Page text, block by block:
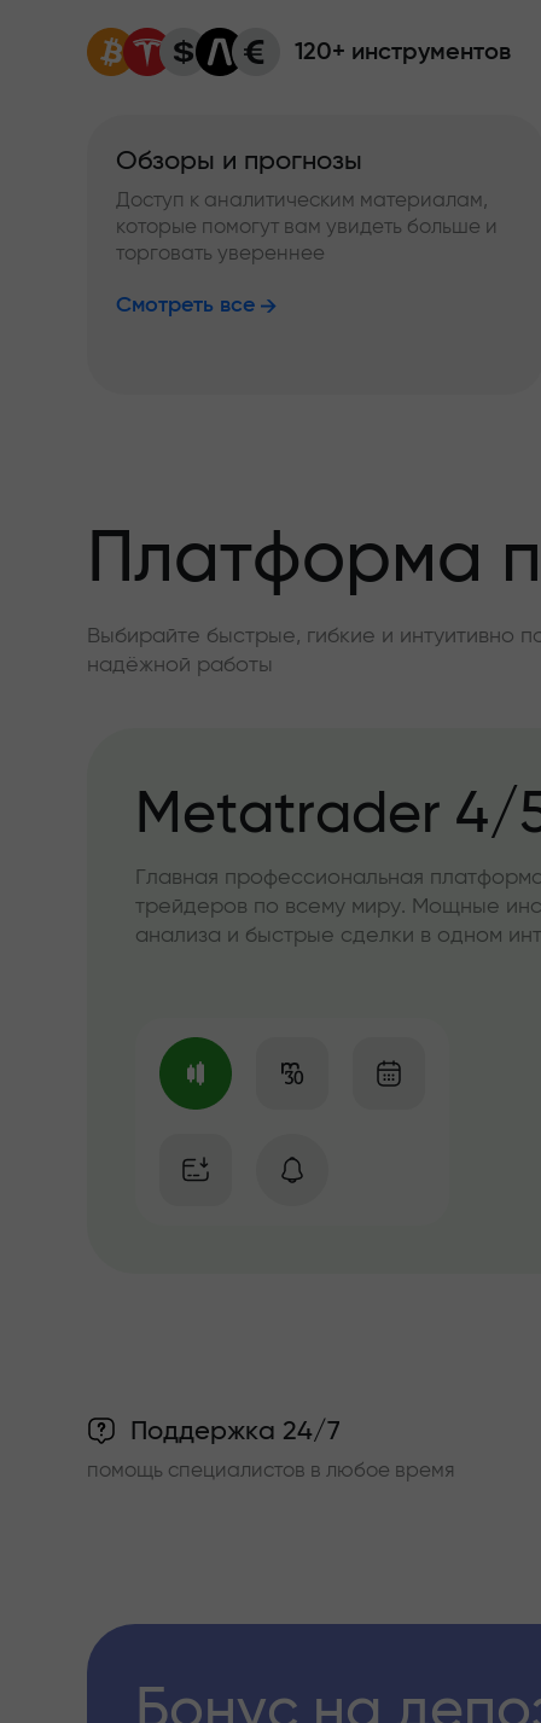
120+ инструментов
Обзоры и прогнозы
Доступ к аналитическим материалам,
которые помогут вам увидеть больше и
торговать увереннее
Смотреть все
Платформа
Выбирайте быстрые, гибкие и интуитивно
надёжной работы
Metatrader 4/
Главная профессиональная
трейдеров по всему миру. Мощные
анализа и быстрые сделки в одном
Поддержка 24/7
помощь специалистов в любое время
Бонус на